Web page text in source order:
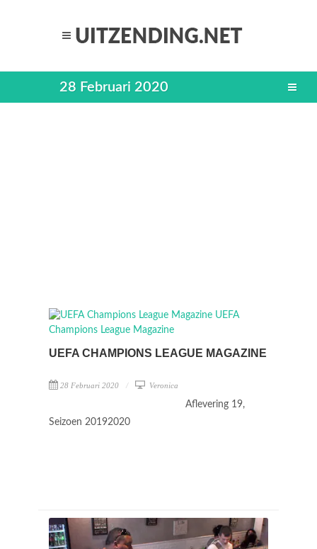
28 Februari 2020
UEFA CHAMPIONS LEAGUE MAGAZINE
28 Februari 2020 Veronica
Aflevering 19,
Seizoen 20192020